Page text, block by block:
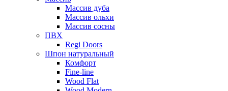
Массив дуба
Массив ольхи
Массив сосны
ПВХ
Regi Doors
Шпон натуральный
Комфорт
Fine-line
Wood Flat